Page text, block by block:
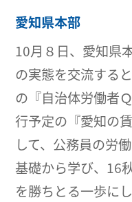
愛知県本部
10月８日、愛知県
の実態を交流する
の『自治体労働者
行予定の『愛知の
して、公務員の労
基礎から学び、16
を勝ちとる一歩に